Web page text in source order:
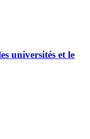
universités et le